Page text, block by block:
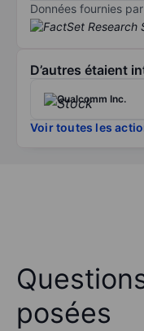
Données fournies par
D’autres étaient
Qualcomm Inc.
Voir toutes les
posées